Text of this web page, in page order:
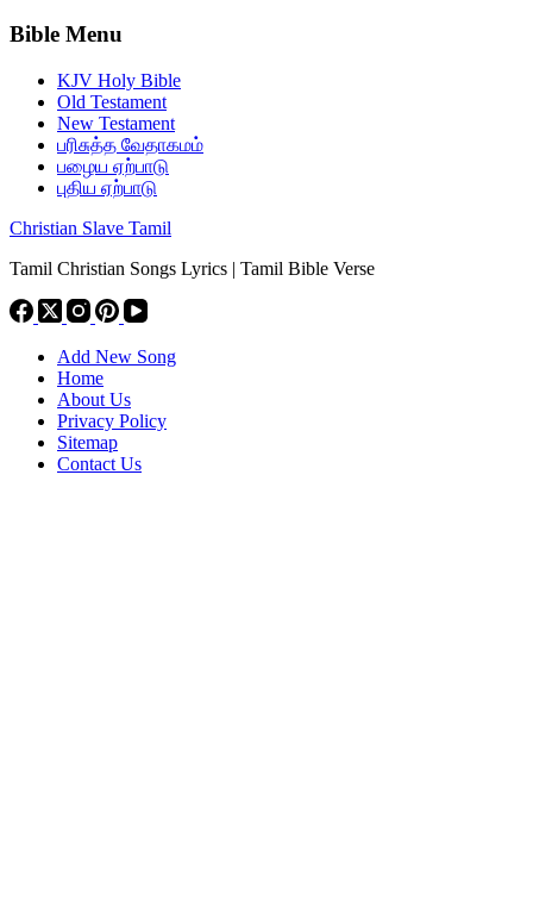
Bible Menu
KJV Holy Bible
Old Testament
New Testament
பரிசுத்த வேதாகமம்
பழைய ஏற்பாடு
புதிய ஏற்பாடு
Christian Slave Tamil
Tamil Christian Songs Lyrics | Tamil Bible Verse
Add New Song
Home
About Us
Privacy Policy
Sitemap
Contact Us